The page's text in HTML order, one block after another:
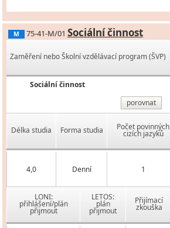
M 75-41-M/01 Sociální činnost
Zaměření nebo Školní vzdělávací program (ŠVP)
Sociální činnost
porovnat
Délka studia Forma studia Počet povinných
cizích jazyků
4,0 Denní 1
LONI:
přihlášení/plán
přijmout
LETOS:
plán
přijmout
Přijímací
zkouška